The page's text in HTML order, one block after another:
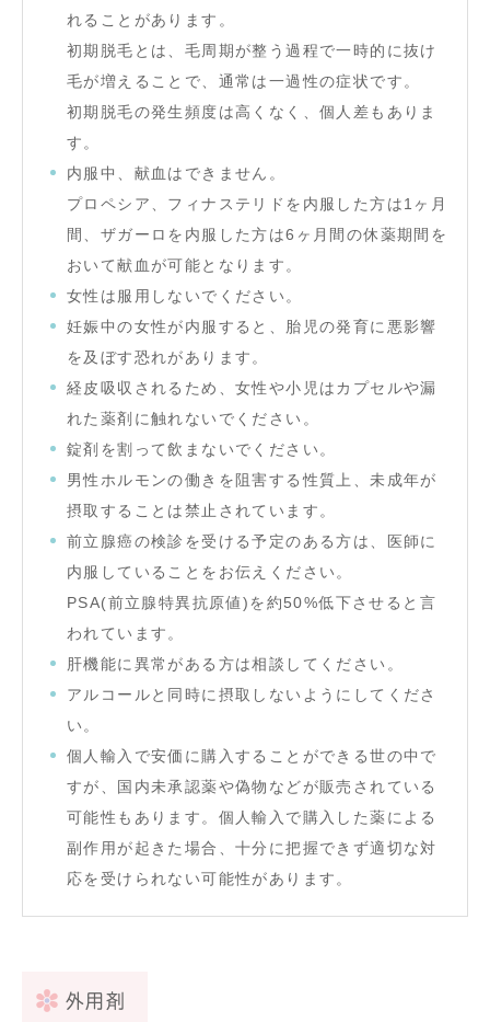
れることがあります。
初期脱毛とは、毛周期が整う過程で一時的に抜け
毛が増えることで、通常は一過性の症状です。
初期脱毛の発生頻度は高くなく、個人差もありま
す。
内服中、献血はできません。
プロペシア、フィナステリドを内服した方は1ヶ月
間、ザガーロを内服した方は6ヶ月間の休薬期間を
おいて献血が可能となります。
女性は服用しないでください。
妊娠中の女性が内服すると、胎児の発育に悪影響
を及ぼす恐れがあります。
経皮吸収されるため、女性や小児はカプセルや漏
れた薬剤に触れないでください。
錠剤を割って飲まないでください。
男性ホルモンの働きを阻害する性質上、未成年が
摂取することは禁止されています。
前立腺癌の検診を受ける予定のある方は、医師に
内服していることをお伝えください。
PSA(前立腺特異抗原値)を約50%低下させると言
われています。
肝機能に異常がある方は相談してください。
アルコールと同時に摂取しないようにしてくださ
い。
個人輸入で安価に購入することができる世の中で
すが、国内未承認薬や偽物などが販売されている
可能性もあります。個人輸入で購入した薬による
副作用が起きた場合、十分に把握できず適切な対
応を受けられない可能性があります。
外用剤